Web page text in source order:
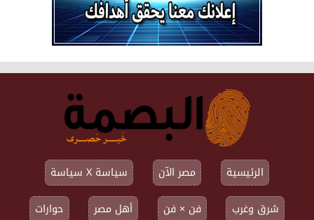
الرئيسية مصر الآن
سياسة X سياسة
شرق وغرب
فن × فن أهل مصر حوارات